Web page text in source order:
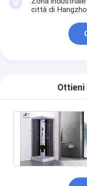
città di
Ottieni